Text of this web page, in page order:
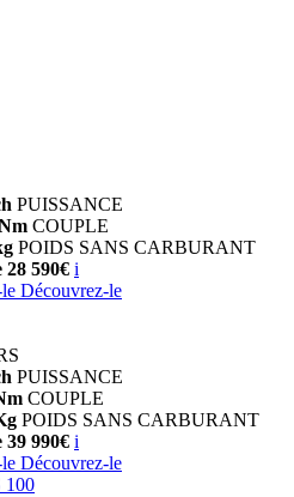
PUISSANCE
COUPLE
POIDS SANS CARBURANT
590€ i
Découvrez-le
PUISSANCE
COUPLE
POIDS SANS CARBURANT
990€ i
Découvrez-le
100